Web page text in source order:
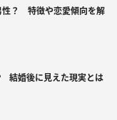
性？ 特徴や恋愛傾向を解
結婚後に見えた現実とは